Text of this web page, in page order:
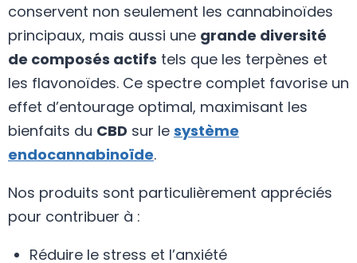
conservent non seulement les cannabinoïdes
principaux, mais aussi une grande diversité
de composés actifs tels que les terpènes et
les flavonoïdes. Ce spectre complet favorise un
effet d’entourage optimal, maximisant les
bienfaits du CBD sur le système
endocannabinoïde.
Nos produits sont particulièrement appréciés
pour contribuer à :
Réduire le stress et l’anxiété